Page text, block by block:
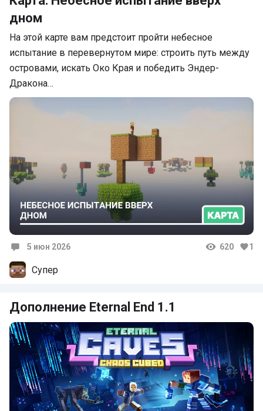
дном
На этой карте вам предстоит пройти небесное
испытание в перевернутом мире: строить путь между
островами, искать Око Края и победить Эндер-
Дракона…
5 июн 2026 620 1
Супер
Дополнение Eternal End 1.1